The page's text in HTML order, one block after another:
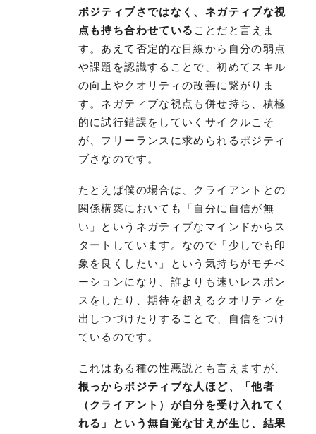
ポジティブさではなく、ネガティブな視
点も持ち合わせている ことだと言えま
す。あえて否定的な目線から自分の弱点
や課題を認識することで、初めてスキル
の向上やクオリティの改善に繋がりま
す。ネガティブな視点も併せ持ち、積極
的に試行錯誤をしていくサイクルこそ
が、フリーランスに求められるポジティ
ブさなのです。
たとえば僕の場合は、クライアントとの
関係構築においても「自分に自信が無
い」というネガティブなマインドからス
タートしています。なので「少しでも印
象を良くしたい」という気持ちがモチベ
ーションになり、誰よりも速いレスポン
スをしたり、期待を超えるクオリティを
出しつづけたりすることで、自信をつけ
ているのです。
これはある種の性悪説とも言えますが、
根っからポジティブな人ほど、「他者
（クライアント）が自分を受け入れてく
れる」という無自覚な甘えが生じ、結果